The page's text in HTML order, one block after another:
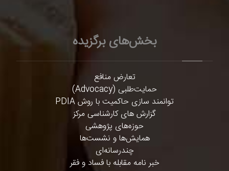
بخش‌های برگزیده
تعارض منافع
حمایت‌طلبی (Advocacy)
توانمند سازی حاکمیت با روش PDIA
گزارش های کارشناسی مرکز
حوزه‌های پژوهشی
همایش‌ها و نشست‌ها
چندرسانه‌ای
خبر نامه مقابله با فساد و فقر